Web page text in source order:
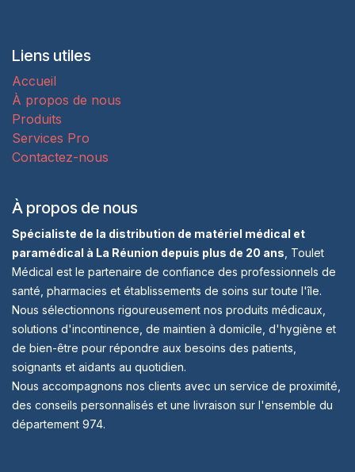
Liens utiles
Accueil
À propos de nous
Produits
Services Pro
Contactez-nous
À propos de nous
Spécialiste de la distribution de matériel médical et
paramédical à La Réunion depuis plus de 20 ans , Toulet
Médical est le partenaire de confiance des professionnels de
santé, pharmacies et établissements de soins sur toute l'île.
Nous sélectionnons rigoureusement nos produits médicaux,
solutions d'incontinence, de maintien à domicile, d'hygiène et
de bien-être pour répondre aux besoins des patients,
soignants et aidants au quotidien.
Nous accompagnons nos clients avec un service de proximité,
des conseils personnalisés et une livraison sur l'ensemble du
département 974.